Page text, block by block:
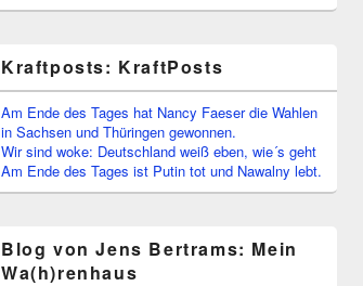
Kraftposts: KraftPosts
Am Ende des Tages hat Nancy Faeser die Wahlen
in Sachsen und Thüringen gewonnen.
Wir sind woke: Deutschland weiß eben, wie´s geht
Am Ende des Tages ist Putin tot und Nawalny lebt.
Blog von Jens Bertrams: Mein
Wa(h)renhaus